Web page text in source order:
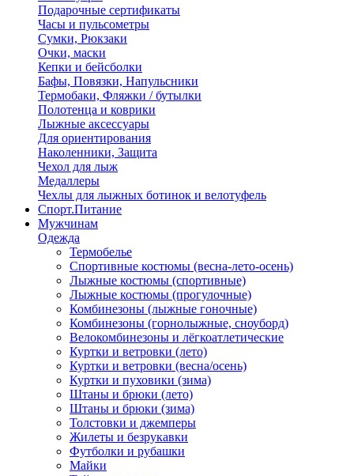
Подарочные сертификаты
Часы и пульсометры
Сумки, Рюкзаки
Очки, маски
Кепки и бейсболки
Бафы, Повязки, Напульсники
Термобаки, Фляжки / бутылки
Полотенца и коврики
Лыжные аксессуары
Для ориентирования
Наколенники, Защита
Чехол для лыж
Медаллеры
Чехлы для лыжных ботинок и велотуфель
Спорт.Питание
Мужчинам
Одежда
Термобелье
Спортивные костюмы (весна-лето-осень)
Лыжные костюмы (спортивные)
Лыжные костюмы (прогулочные)
Комбинезоны (лыжные гоночные)
Комбинезоны (горнолыжные, сноуборд)
Велокомбинезоны и лёгкоатлетические
Куртки и ветровки (лето)
Куртки и ветровки (весна/осень)
Куртки и пуховики (зима)
Штаны и брюки (лето)
Штаны и брюки (зима)
Толстовки и джемперы
Жилеты и безрукавки
Футболки и рубашки
Майки